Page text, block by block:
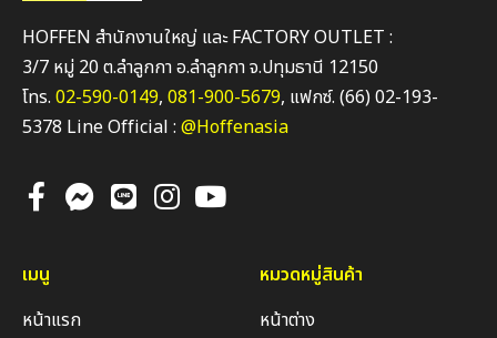
HOFFEN สำนักงานใหญ่ และ FACTORY OUTLET :
3/7 หมู่ 20 ต.ลำลูกกา อ.ลำลูกกา จ.ปทุมธานี 12150
โทร. 02-590-0149, 081-900-5679, แฟกซ์. (66) 02-193-
5378 Line Official : @Hoffenasia
เมนู
หน้าแรก
หมวดหมู่สินค้า
หน้าต่าง